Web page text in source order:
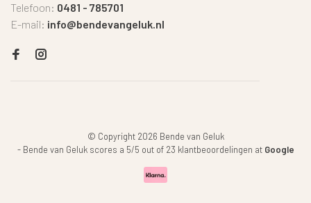
Telefoon: 0481 - 785701
E-mail: info@bendevangeluk.nl
© Copyright 2026 Bende van Geluk
- Bende van Geluk scores a 5/5 out of 23 klantbeoordelingen at Google